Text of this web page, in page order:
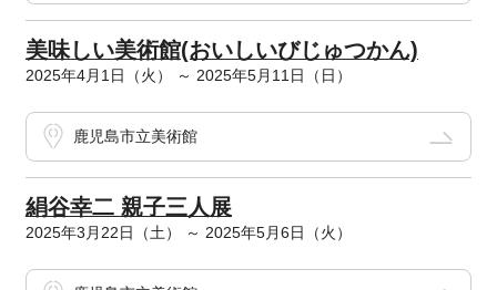
美味しい美術館(おいしいびじゅつかん)
2025年4月1日（火） ～ 2025年5月11日（日）
鹿児島市立美術館
絹谷幸二 親子三人展
2025年3月22日（土） ～ 2025年5月6日（火）